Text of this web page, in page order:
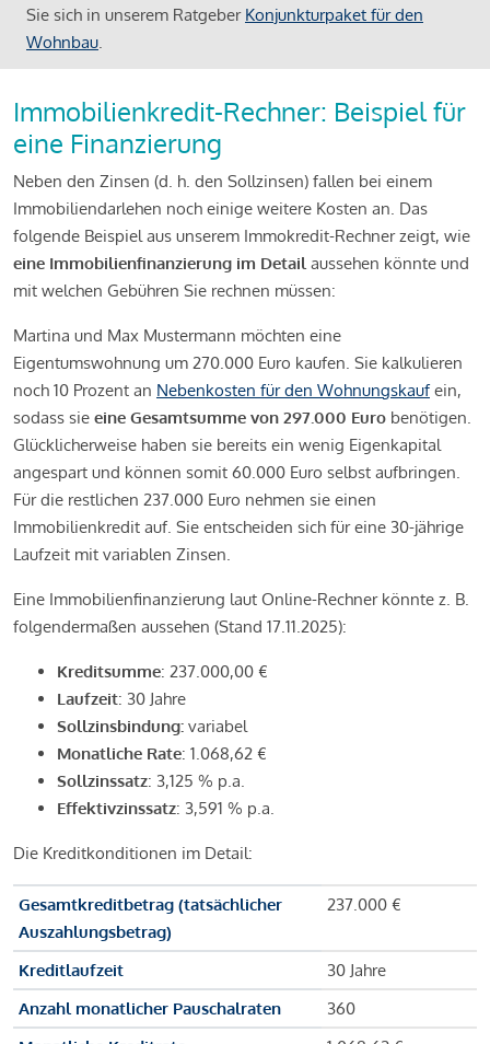
Sie sich in unserem Ratgeber Konjunkturpaket für den
Wohnbau.
Immobilienkredit-Rechner: Beispiel für
eine Finanzierung
Neben den Zinsen (d. h. den Sollzinsen) fallen bei einem
Immobiliendarlehen noch einige weitere Kosten an. Das
folgende Beispiel aus unserem Immokredit-Rechner zeigt, wie
eine Immobilienfinanzierung im Detail aussehen könnte und
mit welchen Gebühren Sie rechnen müssen:
Martina und Max Mustermann möchten eine
Eigentumswohnung um 270.000 Euro kaufen. Sie kalkulieren
noch 10 Prozent an Nebenkosten für den Wohnungskaufein,
sodass sie eine Gesamtsumme von 297.000 Euro benötigen.
Glücklicherweise haben sie bereits ein wenig Eigenkapital
angespart und können somit 60.000 Euro selbst aufbringen.
Für die restlichen 237.000 Euro nehmen sie einen
Immobilienkredit auf. Sie entscheiden sich für eine 30-jährige
Laufzeit mit variablen Zinsen.
Eine Immobilienfinanzierung laut Online-Rechner könnte z. B.
folgendermaßen aussehen (Stand 17.11.2025):
Kreditsumme: 237.000,00 €
Laufzeit: 30 Jahre
Sollzinsbindung: variabel
Monatliche Rate: 1.068,62 €
Sollzinssatz: 3,125 % p.a.
Effektivzinssatz: 3,591 % p.a.
Die Kreditkonditionen im Detail:
Gesamtkreditbetrag (tatsächlicher
Auszahlungsbetrag)
237.000 €
Kreditlaufzeit
30 Jahre
Anzahl monatlicher Pauschalraten
360